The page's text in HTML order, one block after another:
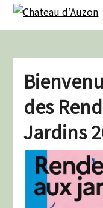
Skip
Skip
des
Jardins